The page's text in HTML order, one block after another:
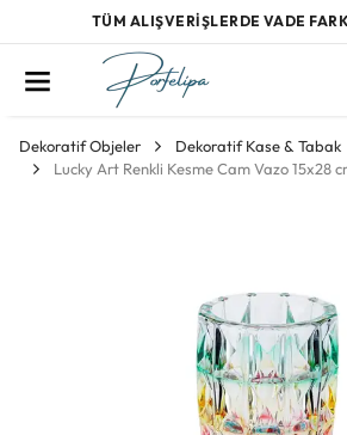
TÜM ALIŞVERİŞLERDE VADE
Dekoratif Objeler
Dekoratif Kase & Tabak
Lucky Art Renkli Kesme Cam Vazo 15x28